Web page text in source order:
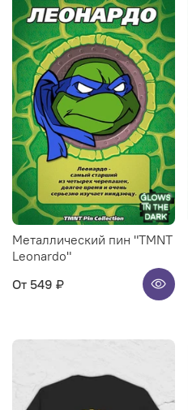
Металлический пин "TMNT
Leonardo"
От 549 ₽